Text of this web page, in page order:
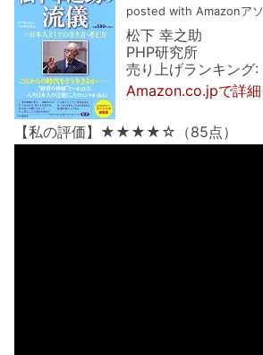
posted with Amazonア
松下 幸之助
PHP研究所
売り上げランキング
Amazon.co.jpで詳細
【私の評価】★★★★☆（85点）